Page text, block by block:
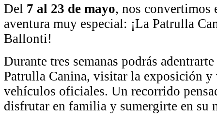
Del 7 al 23 de mayo, nos convertimos
aventura muy especial: ¡La Patrulla
Ballonti!
Durante tres semanas podrás
Patrulla Canina, visitar la exposición y
vehículos oficiales. Un recorrido
disfrutar en familia y sumergirte en su